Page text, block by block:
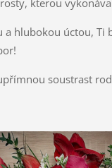
kterou
a hlubokou úctou, Ti
soustrast